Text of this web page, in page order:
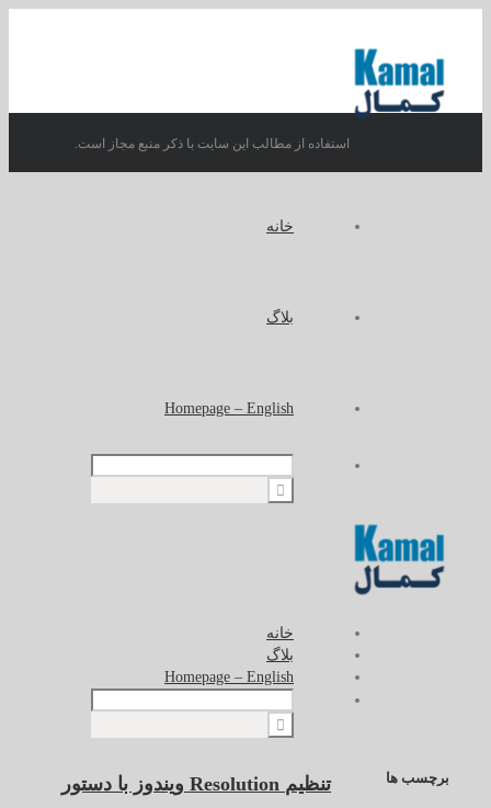
خانه
بلاگ
Homepage – English
خانه
بلاگ
Homepage – English
تنظیم Resolution ویندوز با دستور برچسب ها
استفاده از مطالب این سایت با ذکر منبع مجاز است.